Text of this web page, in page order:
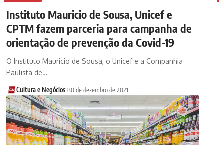
Instituto Mauricio de Sousa, Unicef e
CPTM fazem parceria para campanha de
orientação de prevenção da Covid-19
O Instituto Mauricio de Sousa, o Unicef e a Companhia
Paulista de…
Cultura e Negócios 30 de dezembro de 2021